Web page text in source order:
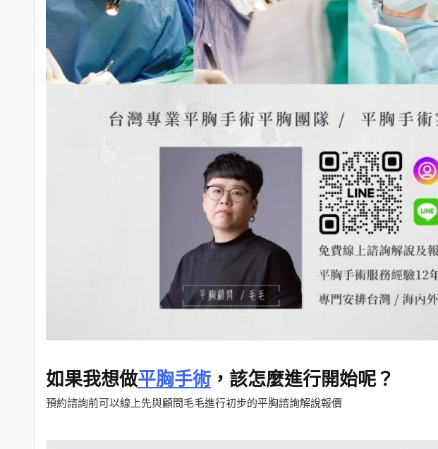
如果我想做平胸手術 ，該怎麼進行開始呢？
預約諮詢前可以線上先與顧問毛毛進行初步的平胸諮詢解說報價